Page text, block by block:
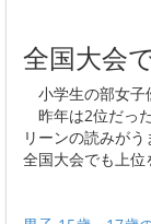
全国大会
小学生の部女子
昨年は2位だっ
リーンの読みがう
全国大会でも上位